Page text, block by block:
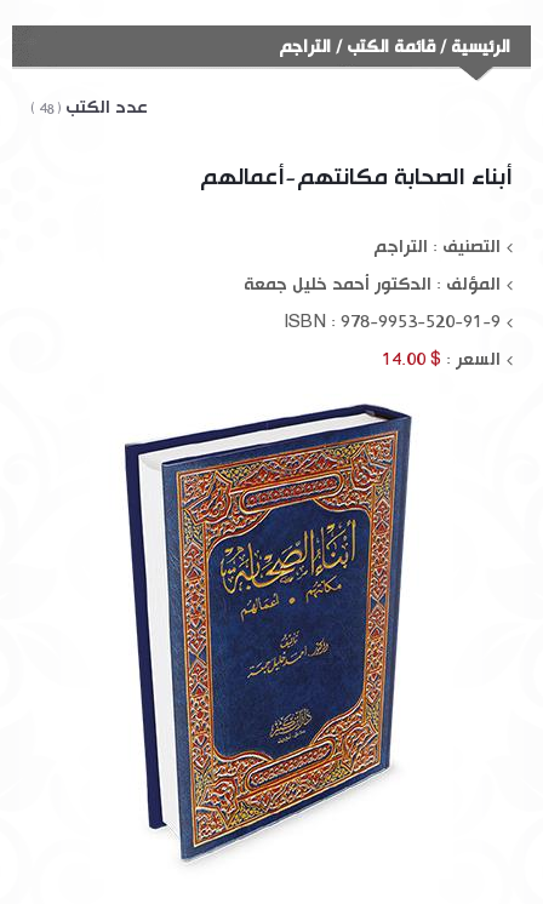
الرئيسية /قائمة الكتب/ التراجم
عدد الكتب ( 48 )
أبناء الصحابة مكانتهم-أعمالهم
التصنيف : التراجم
المؤلف : الدكتور أحمد خليل جمعة
ISBN : 978-9953-520-91-9
السعر : $ 14.00